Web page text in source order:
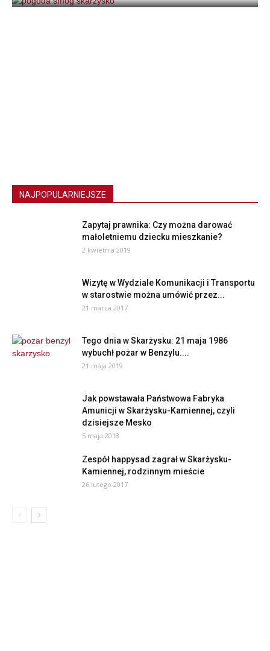
NAJPOPULARNIEJSZE
Zapytaj prawnika: Czy można darować
małoletniemu dziecku mieszkanie?
2 kwietnia 2019
Wizytę w Wydziale Komunikacji i Transportu
w starostwie można umówić przez...
21 marca 2017
Tego dnia w Skarżysku: 21 maja 1986
wybuchł pożar w Benzylu....
21 maja 2019
Jak powstawała Państwowa Fabryka
Amunicji w Skarżysku-Kamiennej, czyli
dzisiejsze Mesko
5 maja 2018
Zespół happysad zagrał w Skarżysku-
Kamiennej, rodzinnym mieście
26 lutego 2017